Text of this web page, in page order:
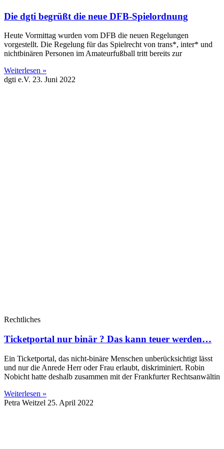
Die dgti begrüßt die neue DFB-Spielordnung
Heute Vormittag wurden vom DFB die neuen Regelungen
vorgestellt. Die Regelung für das Spielrecht von trans*, inter* und
nichtbinären Personen im Amateurfußball tritt bereits zur
Weiterlesen »
dgti e.V. 23. Juni 2022
Rechtliches
Ticketportal nur binär ? Das kann teuer werden…
Ein Ticketportal, das nicht-binäre Menschen unberücksichtigt lässt
und nur die Anrede Herr oder Frau erlaubt, diskriminiert. Robin
Nobicht hatte deshalb zusammen mit der Frankfurter Rechtsanwältin
Weiterlesen »
Petra Weitzel 25. April 2022